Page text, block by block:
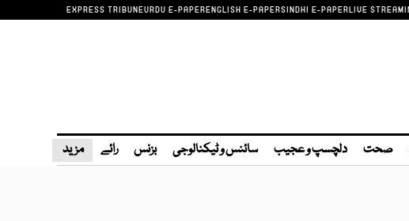
EXPRESS TRIBUNEURDU E-PAPERENGLISH E-PAPERSINDHI E-PAPERLIVE
صحت دلچسپ و عجیب سائنس و ٹیکنالوجی بزنس رائے مزید